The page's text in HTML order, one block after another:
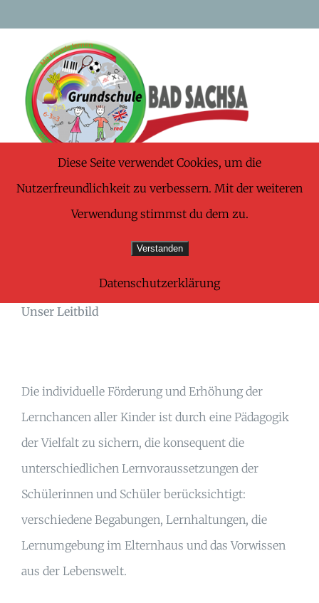
content
Was uns wichtig
ist – Leitbild
Unser Leitbild
Die individuelle Förderung und Erhöhung der
Lernchancen aller Kinder ist durch eine Pädagogik
der Vielfalt zu sichern, die konsequent die
unterschiedlichen Lernvoraussetzungen der
Schülerinnen und Schüler berücksichtigt:
verschiedene Begabungen, Lernhaltungen, die
Lernumgebung im Elternhaus und das Vorwissen
aus der Lebenswelt.
Diese Seite verwendet Cookies, um die
Nutzerfreundlichkeit zu verbessern. Mit der weiteren
Verwendung stimmst du dem zu.
Verstanden
Datenschutzerklärung